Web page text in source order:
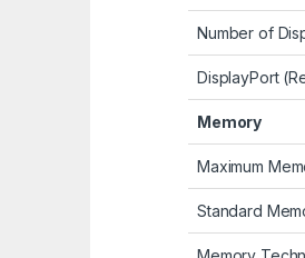
Number of
DisplayPort
Memory
Maximum
Standard